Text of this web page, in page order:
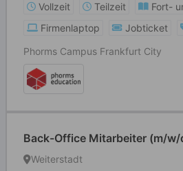
Vollzeit
Teilzeit
Fort-
Firmenlaptop
Jobticket
Phorms Campus Frankfurt City
Back-Office Mitarbeiter (m/
Weiterstadt